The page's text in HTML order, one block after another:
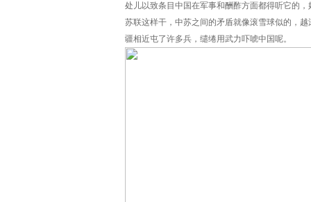
处儿以致条目中国在军事和酬酢方面都得听它的
苏联这样干，中苏之间的矛盾就像滚雪球似的，
疆相近屯了许多兵，缱绻用武力吓唬中国呢。